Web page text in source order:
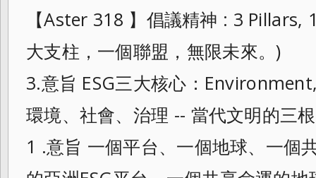
【Aster 318 】倡議精神 : 3
大支柱，一個聯盟，無限未來。)
3.意旨 ESG三大核心：
環境、社會、治理 -- 當代文明的三
1 .意旨 一個平台、一個地球、一個